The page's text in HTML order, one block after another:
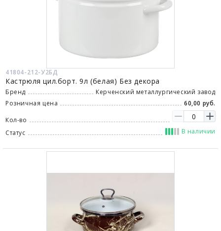
41804-212-У2БД
Кастрюля цил.борт. 9л (белая) Без декора
Бренд
Керченский металлургический завод
Розничная цена
60,00 руб.
Кол-во
Статус
В наличии